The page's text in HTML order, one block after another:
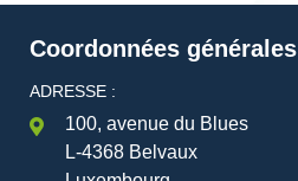
Coordonnées générales
ADRESSE :
100, avenue du Blues
L-4368 Belvaux